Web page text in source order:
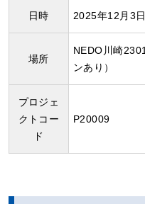
日時 2025年12月3
場所
NEDO川崎
ンあり）
プロジェ
クトコー
ド
P20009